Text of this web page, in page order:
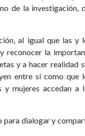
de la investigación,
al igual que las y
reconocer la
y a hacer realidad
entre sí como que
mujeres accedan a
para dialogar y